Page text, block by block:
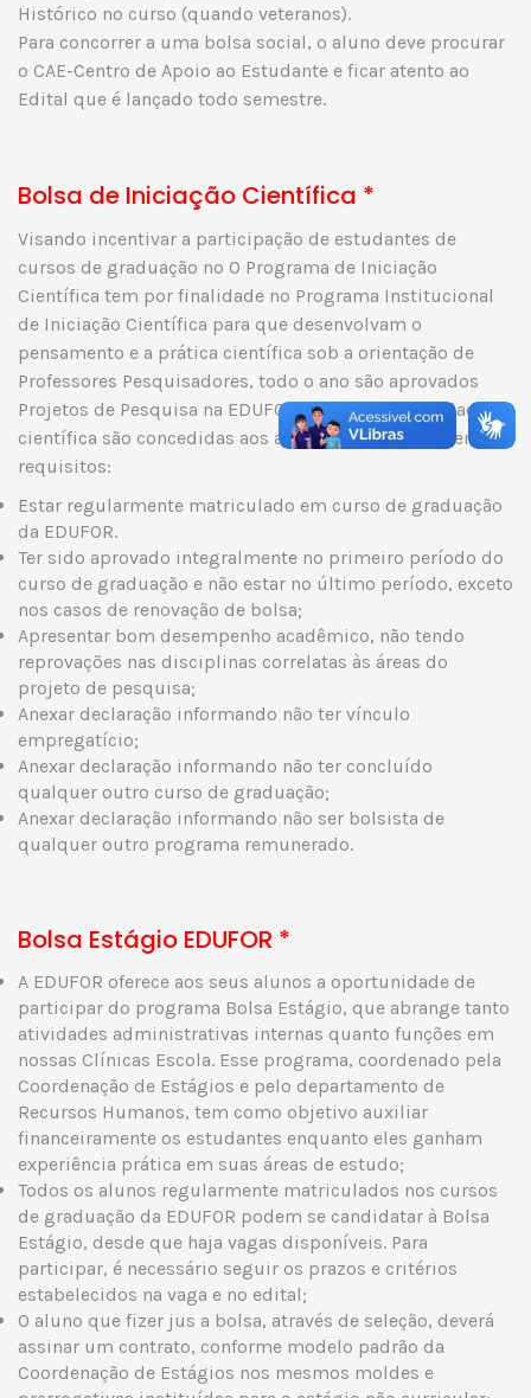
Histórico no curso (quando veteranos).
Para concorrer a uma bolsa social, o aluno deve procurar
o CAE-Centro de Apoio ao Estudante e ficar atento ao
Edital que é lançado todo semestre.
Bolsa de Iniciação Científica *
Visando incentivar a participação de estudantes de
cursos de graduação no O Programa de Iniciação
Científica tem por finalidade no Programa Institucional
de Iniciação Científica para que desenvolvam o
pensamento e a prática científica sob a orientação de
Professores Pesquisadores, todo o ano são aprovados
Projetos de Pesquisa na EDUFOR. As bolsas de iniciação
científica são concedidas aos alunos que satisfizerem os
requisitos:
Estar regularmente matriculado em curso de graduação
da EDUFOR.
Ter sido aprovado integralmente no primeiro período do
curso de graduação e não estar no último período, exceto
nos casos de renovação de bolsa;
Apresentar bom desempenho acadêmico, não tendo
reprovações nas disciplinas correlatas às áreas do
projeto de pesquisa;
Anexar declaração informando não ter vínculo
empregatício;
Anexar declaração informando não ter concluído
qualquer outro curso de graduação;
Anexar declaração informando não ser bolsista de
qualquer outro programa remunerado.
Bolsa Estágio EDUFOR *
A EDUFOR oferece aos seus alunos a oportunidade de
participar do programa Bolsa Estágio, que abrange tanto
atividades administrativas internas quanto funções em
nossas Clínicas Escola. Esse programa, coordenado pela
Coordenação de Estágios e pelo departamento de
Recursos Humanos, tem como objetivo auxiliar
financeiramente os estudantes enquanto eles ganham
experiência prática em suas áreas de estudo;
Todos os alunos regularmente matriculados nos cursos
de graduação da EDUFOR podem se candidatar à Bolsa
Estágio, desde que haja vagas disponíveis. Para
participar, é necessário seguir os prazos e critérios
estabelecidos na vaga e no edital;
O aluno que fizer jus a bolsa, através de seleção, deverá
assinar um contrato, conforme modelo padrão da
Coordenação de Estágios nos mesmos moldes e